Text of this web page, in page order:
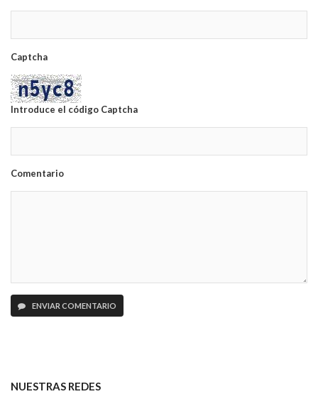
Captcha
Introduce el código Captcha
Comentario
ENVIAR COMENTARIO
NUESTRAS REDES